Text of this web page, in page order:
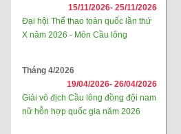
15/11/2026- 25/11/2026
Đại hội Thể thao toàn quốc lần thứ
X năm 2026 - Môn Cầu lông
Tháng 4/2026
19/04/2026- 26/04/2026
Giải vô địch Cầu lông đồng đội nam
nữ hỗn hợp quốc gia năm 2026